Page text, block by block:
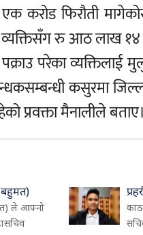
एक करोड फिरौती
व्यक्तिसँग रु आठ लाख
परेका व्यक्तिलाई
कसुरमा
प्रवक्ता मैनालीले बताए।
ले आफ्नो